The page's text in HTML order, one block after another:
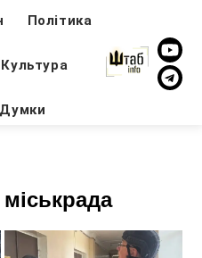
Політика
Культура
Думки
міськрада